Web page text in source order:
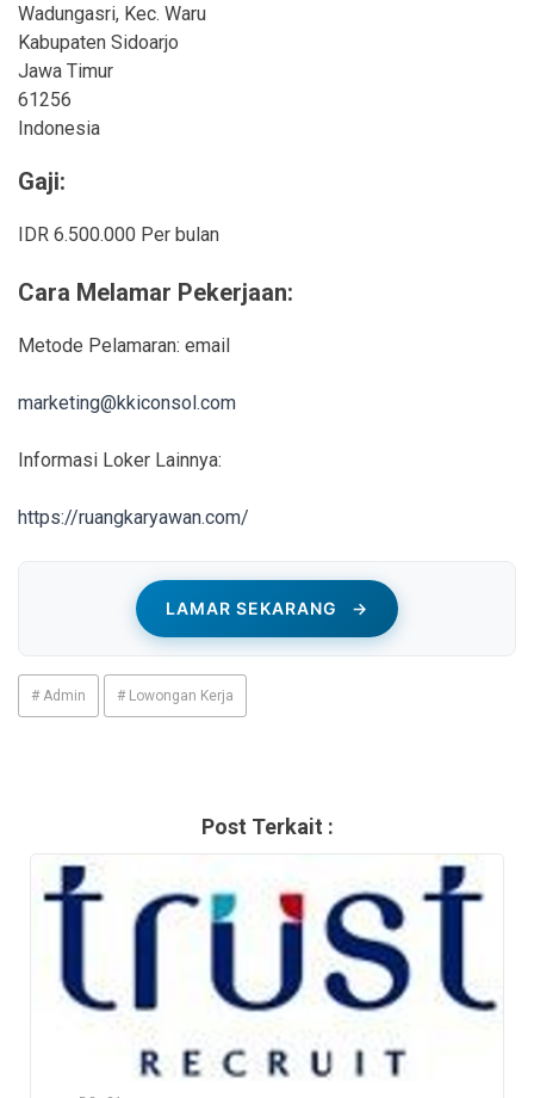
Wadungasri, Kec. Waru
Kabupaten Sidoarjo
Jawa Timur
61256
Indonesia
Gaji:
IDR 6.500.000 Per bulan
Cara Melamar Pekerjaan:
Metode Pelamaran: email
marketing@kkiconsol.com
Informasi Loker Lainnya:
https://ruangkaryawan.com/
LAMAR SEKARANG →
# Admin # Lowongan Kerja
Post Terkait :